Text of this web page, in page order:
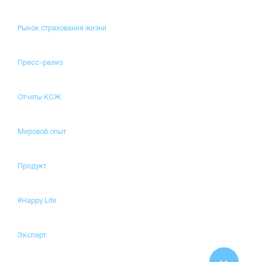
Рынок страхования жизни
Пресс-релиз
Отчеты КСЖ
Мировой опыт
Продукт
#Happy Life
Эксперт